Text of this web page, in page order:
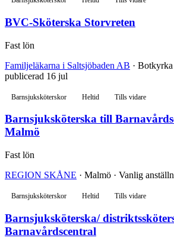
BVC-Sköterska Storvreten
Fast lön
Familjeläkarna i Saltsjöbaden AB ·
publicerad 16 jul
Barnsjuksköterskor Heltid Tills vidare
Barnsjuksköterska till
Malmö
Fast lön
REGION SKÅNE · Malmö · Vanlig
Barnsjuksköterskor Heltid Tills vidare
Barnsjuksköterska/
Barnavårdscentral